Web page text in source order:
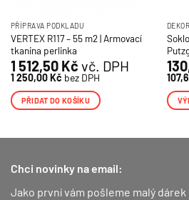
PŘÍPRAVA PODKLADU
VERTEX R117 – 55 m2 | Armovací
tkanina perlinka
1 512,50 Kč vč. DPH
1 250,00Kč bez DPH
PŘIDAT DO KOŠÍKU
Chci novinky na email:
Jako první vám pošleme malý